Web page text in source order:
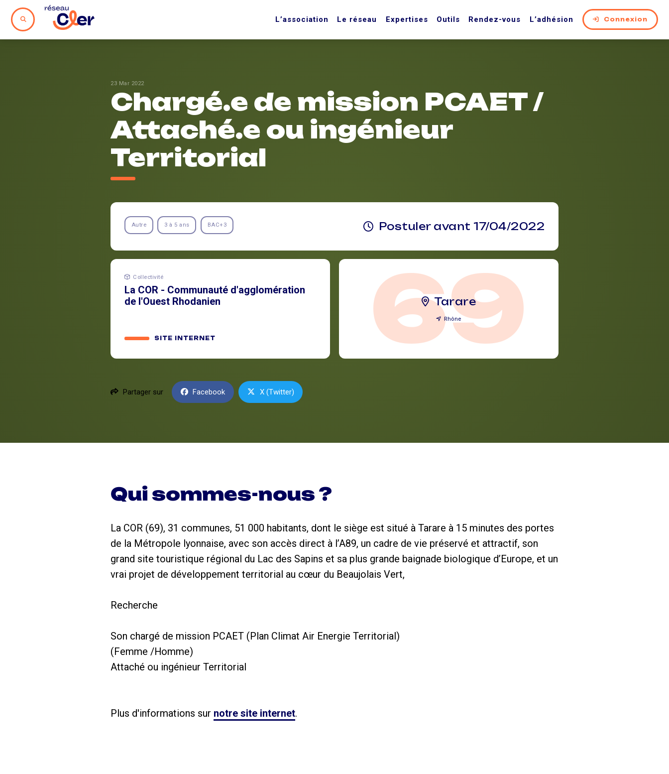
L’association Le réseau Expertises Outils Rendez-vous L’adhésion Connexion
23 Mar 2022
Chargé.e de mission PCAET /
Attaché.e ou ingénieur
Territorial
Autre 3 à 5 ans BAC+3 Postuler avant 17/04/2022
Collectivité
La COR - Communauté d'agglomération
de l'Ouest Rhodanien
SITE INTERNET 69
Tarare
Rhône
Partager sur Facebook X (Twitter)
Qui sommes-nous ?
La COR (69), 31 communes, 51 000 habitants, dont le siège est situé à Tarare à 15 minutes des portes
de la Métropole lyonnaise, avec son accès direct à l’A89, un cadre de vie préservé et attractif, son
grand site touristique régional du Lac des Sapins et sa plus grande baignade biologique d’Europe, et un
vrai projet de développement territorial au cœur du Beaujolais Vert,
Recherche
Son chargé de mission PCAET (Plan Climat Air Energie Territorial)
(Femme /Homme)
Attaché ou ingénieur Territorial
Plus d'informations sur notre site internet.